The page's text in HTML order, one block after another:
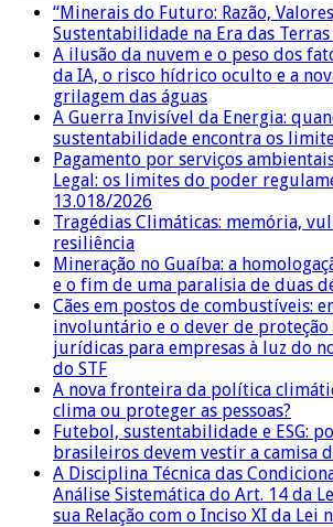
“Minerais do Futuro: Razão,
Sustentabilidade na Era das Terras
A ilusão da nuvem e o peso dos
da IA, o risco hídrico oculto e a
grilagem das águas
A Guerra Invisível da Energia:
sustentabilidade encontra os
Pagamento por serviços
Legal: os limites do poder
13.018/2026
Tragédias Climáticas: memória,
resiliência
Mineração no Guaíba: a
e o fim de uma paralisia de duas
Cães em postos de combustíveis:
involuntário e o dever de
jurídicas para empresas à luz do
do STF
A nova fronteira da política
clima ou proteger as pessoas?
Futebol, sustentabilidade e ESG:
brasileiros devem vestir a camisa
A Disciplina Técnica das
Análise Sistemática do Art. 14 da
sua Relação com o Inciso XI da Lei